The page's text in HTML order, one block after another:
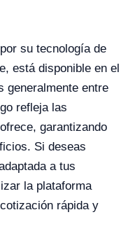
su tecnología de
está disponible en el
generalmente entre
refleja las
garantizando
Si deseas
a tus
la plataforma
rápida y